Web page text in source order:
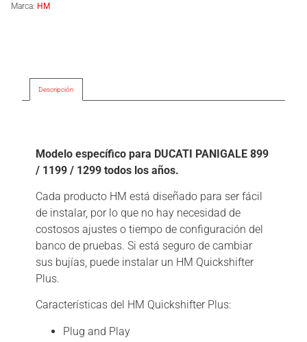
Marca: HM
Descripción
Modelo específico para DUCATI PANIGALE 899
/ 1199 / 1299 todos los años.
Cada producto HM está diseñado para ser fácil
de instalar, por lo que no hay necesidad de
costosos ajustes o tiempo de configuración del
banco de pruebas. Si está seguro de cambiar
sus bujías, puede instalar un HM Quickshifter
Plus.
Características del HM Quickshifter Plus:
Plug and Play